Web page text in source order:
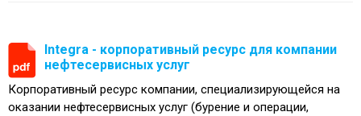
Integra - корпоративный ресурс для компании
нефтесервисных услуг
Корпоративный ресурс компании, специализирующейся на
оказании нефтесервисных услуг (бурение и операции,